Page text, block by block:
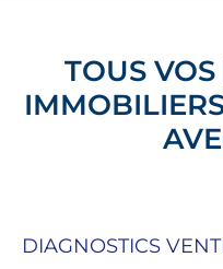
TOUS
DIAGNOSTICS